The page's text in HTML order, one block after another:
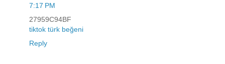
7:17 PM
27959C94BF
tiktok türk beğeni
Reply